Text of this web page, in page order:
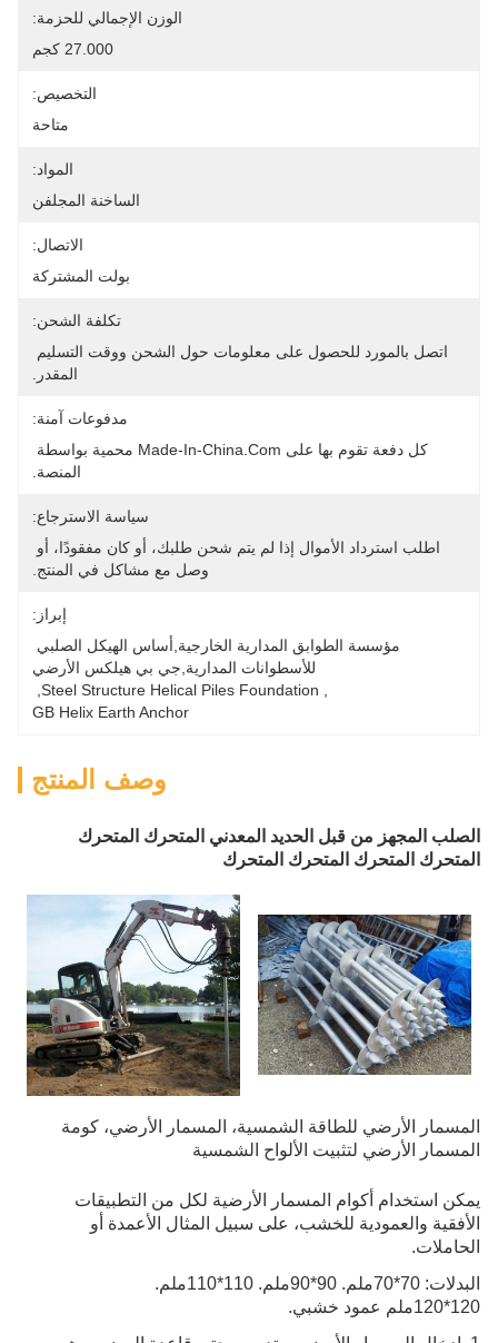
الوزن الإجمالي للحزمة:
27.000 كجم
التخصيص:
متاحة
المواد:
الساخنة المجلفن
الاتصال:
بولت المشتركة
تكلفة الشحن:
المقدر.
مدفوعات آمنة:
المنصة.
سياسة الاسترجاع:
وصل مع مشاكل في المنتج.
إبراز:
للأسطوانات المدارية,جي بي هيلكس الأرضي
Steel Structure Helical Piles Foundation
GB Helix Earth Anchor
وصف المنتج
الصلب المجهز من قبل الحديد المعدني المتحرك المتحرك
المتحرك المتحرك المتحرك المتحرك
المسمار الأرضي للطاقة الشمسية، المسمار الأرضي، كومة
المسمار الأرضي لتثبيت الألواح الشمسية
يمكن استخدام أكوام المسمار الأرضية لكل من التطبيقات
الأفقية والعمودية للخشب، على سبيل المثال الأعمدة أو
الحاملات.
البدلات: 70*70ملم. 90*90ملم. 110*110ملم.
120*120ملم عمود خشبي.